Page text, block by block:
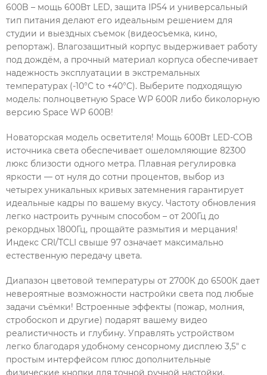
600B – мощь 600Вт LED, защита IP54 и универсальный
тип питания делают его идеальным решением для
студии и выездных съемок (видеосъемка, кино,
репортаж). Влагозащитный корпус выдерживает работу
под дождём, а прочный материал корпуса обеспечивает
надежность эксплуатации в экстремальных
температурах (-10°C to +40°C). Выберите подходящую
модель: полноцветную Space WP 600R либо биколорную
версию Space WP 600B!
Новаторская модель осветителя! Мощь 600Вт LED-COB
источника света обеспечивает ошеломляющие 82300
люкс близости одного метра. Плавная регулировка
яркости — от нуля до сотни процентов, выбор из
четырех уникальных кривых затемнения гарантирует
идеальные кадры по вашему вкусу. Частоту обновления
легко настроить ручным способом – от 200Гц до
рекордных 1800Гц, прощайте размытия и мерцания!
Индекс CRI/TCLI свыше 97 означает максимально
естественную передачу цвета.
Диапазон цветовой температуры от 2700К до 6500К дает
невероятные возможности настройки света под любые
задачи съёмки! Встроенные эффекты (пожар, молния,
стробоскоп и другие) подарят вашему видео
реалистичность и глубину. Управлять устройством
легко благодаря удобному сенсорному дисплею 3,5" с
простым интерфейсом плюс дополнительные
физические кнопки для точной ручной настойки.